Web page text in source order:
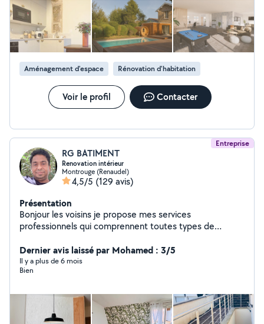
et personnalité, avec un accompagnement clé en main
des esquisses jusqu'à la livraison du chantier.
Aménagement d'espace Rénovation d'habitation
Voir le profil Contacter
Entreprise
RG BATIMENT
Renovation intérieur
Montrouge (Renaudel)
4,5/5 (129 avis)
Présentation
Bonjour les voisins je propose mes services
professionnels qui comprennent toutes types de
experience rest a votre disposition merci
Dernier avis laissé par Mohamed : 3/5
Il y a plus de 6 mois
Bien